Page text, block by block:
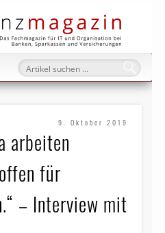
9. Oktober 2019
arbeiten
für
– Interview mit